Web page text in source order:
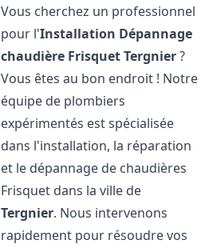
Vous cherchez un professionnel
pour l'Installation Dépannage
chaudière FrisquetTergnier?
Vous êtes au bon endroit ! Notre
équipe de plombiers
expérimentés est spécialisée
dans l'installation, la réparation
et le dépannage de chaudières
Frisquet dans la ville de
Tergnier. Nous intervenons
rapidement pour résoudre vos